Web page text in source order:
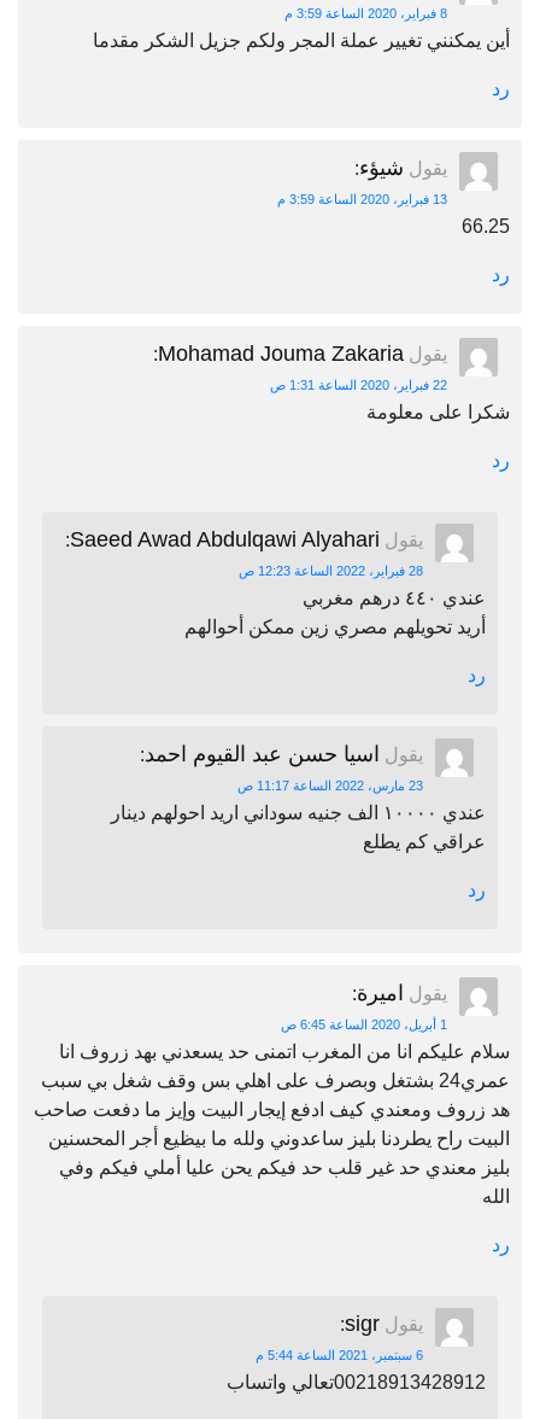
8 فبراير، 2020 الساعة 3:59 م
أين يمكنني تغيير عملة المجر ولكم جزيل الشكر مقدما
رد
يقول شيؤء:
13 فبراير، 2020 الساعة 3:59 م
66.25
رد
يقول Mohamad Jouma Zakaria
:
22 فبراير، 2020 الساعة 1:31 ص
شكرا على معلومة
رد
يقول Saeed Awad Abdulqawi Alyahari
:
28 فبراير، 2022 الساعة 12:23 ص
عندي ٤٤٠ درهم مغربي
أريد تحويلهم مصري زين ممكن أحوالهم
رد
يقول اسيا حسن عبد القيوم احمد:
23 مارس، 2022 الساعة 11:17 ص
عندي ١٠٠٠٠ الف جنيه سوداني اريد احولهم دينار
عراقي كم يطلع
رد
يقول اميرة:
1 أبريل، 2020 الساعة 6:45 ص
سلام عليكم انا من المغرب اتمنى حد يسعدني بهد زروف انا
عمري24 بشتغل وبصرف على اهلي بس وقف شغل بي سبب
هد زروف ومعندي كيف ادفع إيجار البيت وإيز ما دفعت صاحب
البيت راح يطردنا بليز ساعدوني ولله ما بيظيع أجر المحسنين
بليز معندي حد غير قلب حد فيكم يحن عليا أملي فيكم وفي
الله
رد
يقول sigr
:
6 سبتمبر، 2021 الساعة 5:44 م
00218913428912تعالي واتساب